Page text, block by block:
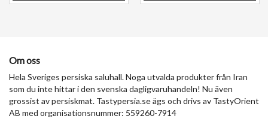
Om oss
Hela Sveriges persiska saluhall. Noga utvalda produkter från Iran
som du inte hittar i den svenska dagligvaruhandeln! Nu även
grossist av persiskmat. Tastypersia.se ägs och drivs av TastyOrient
AB med organisationsnummer: 559260-7914